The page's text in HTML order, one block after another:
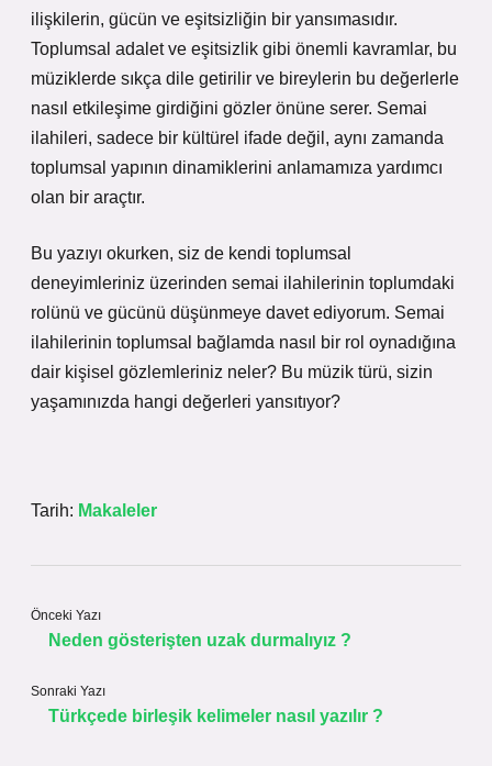
ilişkilerin, gücün ve eşitsizliğin bir yansımasıdır.
Toplumsal adalet ve eşitsizlik gibi önemli kavramlar, bu
müziklerde sıkça dile getirilir ve bireylerin bu değerlerle
nasıl etkileşime girdiğini gözler önüne serer. Semai
ilahileri, sadece bir kültürel ifade değil, aynı zamanda
toplumsal yapının dinamiklerini anlamamıza yardımcı
olan bir araçtır.
Bu yazıyı okurken, siz de kendi toplumsal
deneyimleriniz üzerinden semai ilahilerinin toplumdaki
rolünü ve gücünü düşünmeye davet ediyorum. Semai
ilahilerinin toplumsal bağlamda nasıl bir rol oynadığına
dair kişisel gözlemleriniz neler? Bu müzik türü, sizin
yaşamınızda hangi değerleri yansıtıyor?
Tarih: Makaleler
Önceki Yazı
Neden gösterişten uzak durmalıyız ?
Sonraki Yazı
Türkçede birleşik kelimeler nasıl yazılır ?